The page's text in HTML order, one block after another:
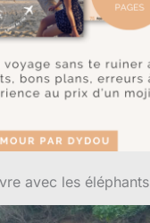
avec les éléphants